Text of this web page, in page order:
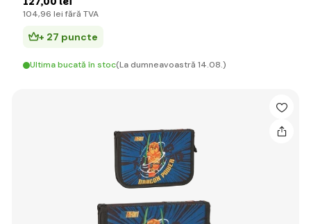
104,96 lei fără TVA
+ 27 puncte
Ultima bucată în stoc(La dumneavoastră 14.08.)